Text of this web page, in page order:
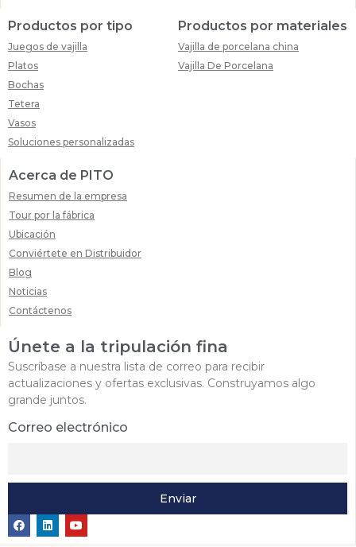
Productos por tipo
Juegos de vajilla
Platos
Bochas
Tetera
Vasos
Soluciones personalizadas
Productos por materiales
Vajilla de porcelana china
Vajilla De Porcelana
Acerca de PITO
Resumen de la empresa
Tour por la fábrica
Ubicación
Conviértete en Distribuidor
Blog
Noticias
Contáctenos
Únete a la tripulación fina
Suscríbase a nuestra lista de correo para recibir
actualizaciones y ofertas exclusivas. Construyamos algo
grande juntos.
Correo electrónico
Enviar